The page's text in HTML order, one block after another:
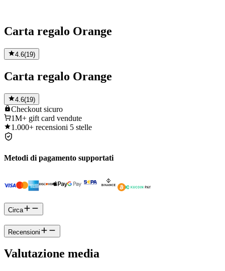
Carta regalo Orange
4.6(19)
Carta regalo Orange
4.6(19)
Checkout sicuro
1M+ gift card vendute
1.000+ recensioni 5 stelle
Metodi di pagamento supportati
Circa
Recensioni
Valutazione media